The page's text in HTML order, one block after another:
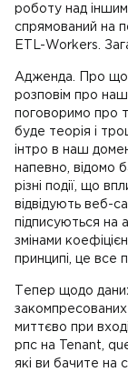
роботу над
спрямований на
ETL-Workers.
Адженда. Про що
розповім про
поговоримо про
буде теорія і
інтро в наш
напевно, відомо
різні події, що
відвідують веб-
підписуються на
змінами
принципі, це
Тепер щодо
миттєво при
рпс на Tenant,
які ви бачите на